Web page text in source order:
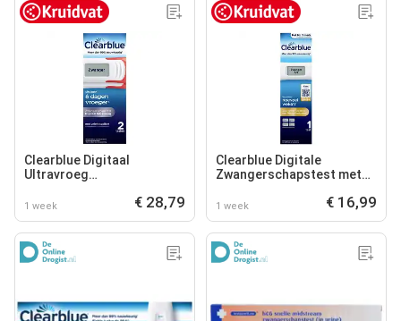
Clearblue Digitaal
Ultravroeg
1 week € 28,79
Clearblue Digitale
Zwangerschapstest met
1 week € 16,99